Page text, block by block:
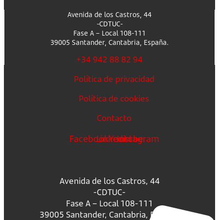
Avenida de los Castros, 44
-CDTUC-
Fase A – Local 108-111
39005 Santander, Cantabria, España.
+34 942 88 82 94
Política de privacidad
Política de cookies
Contacto
FacebookLinkedin
Youtube
Instagram
Avenida de los Castros, 44
-CDTUC-
Fase A – Local 108-111
39005 Santander, Cantabria, España.